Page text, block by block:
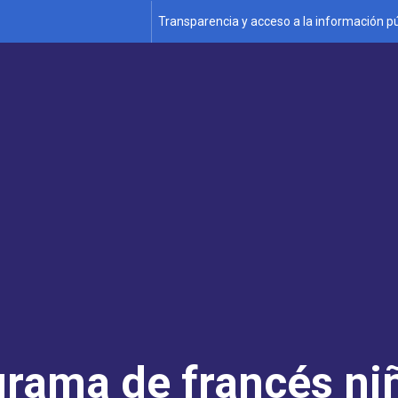
Transparencia y acceso a la información
de francés